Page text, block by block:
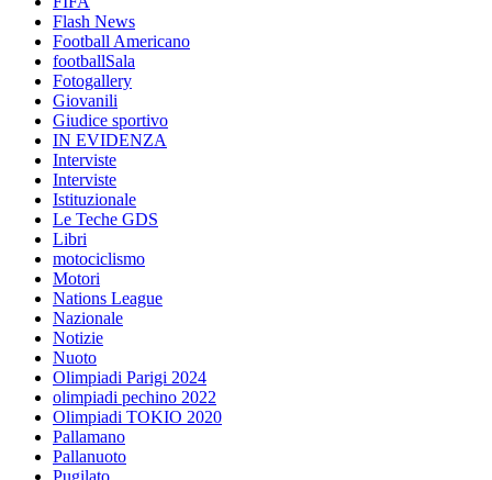
Flash News
Football Americano
footballSala
Fotogallery
Giovanili
Giudice sportivo
IN EVIDENZA
Interviste
Interviste
Istituzionale
Le Teche GDS
Libri
motociclismo
Motori
Nations League
Nazionale
Notizie
Nuoto
Olimpiadi Parigi 2024
olimpiadi pechino 2022
Olimpiadi TOKIO 2020
Pallamano
Pallanuoto
Pugilato